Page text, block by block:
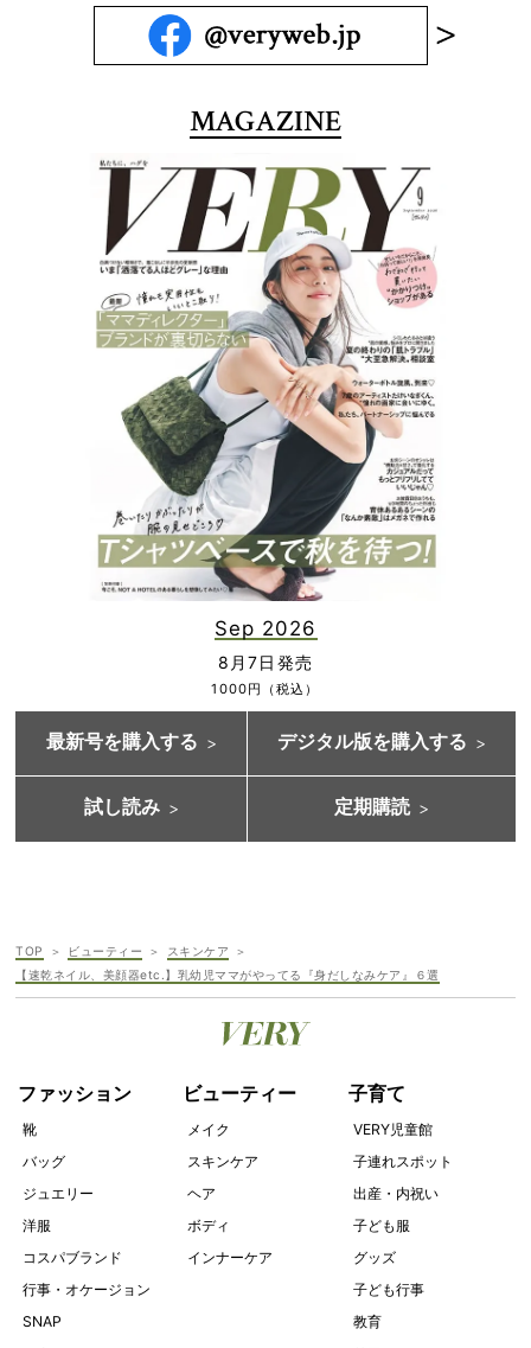
MAGAZINE
Sep 2026
8月7日発売
1000円（税込）
最新号を購入する デジタル版を購入する
試し読み 定期購読
TOP ビューティー
スキンケア
【速乾ネイル、美顔器etc.】乳幼児ママがやってる『身だしなみケア』６選
ファッション
靴
バッグ
ジュエリー
洋服
コスパブランド
行事・オケージョン
SNAP
ビューティー
メイク
スキンケア
ヘア
ボディ
インナーケア
子育て
VERY児童館
子連れスポット
出産・内祝い
子ども服
グッズ
子ども行事
教育